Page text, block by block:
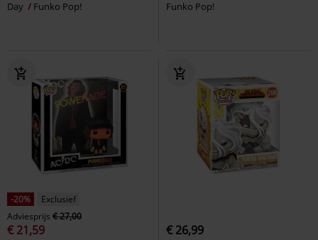
Day
Funko Pop!
Funko Pop!
-20%
Exclusief
Adviesprijs € 27,00
€ 21,59 € 26,99